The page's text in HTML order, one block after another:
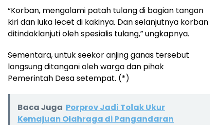
“Korban, mengalami patah tulang di bagian tangan
kiri dan luka lecet di kakinya. Dan selanjutnya korban
ditindaklanjuti oleh spesialis tulang,” ungkapnya.
Sementara, untuk seekor anjing ganas tersebut
langsung ditangani oleh warga dan pihak
Pemerintah Desa setempat. (*)
Baca Juga Porprov Jadi Tolak Ukur
Kemajuan Olahraga di Pangandaran